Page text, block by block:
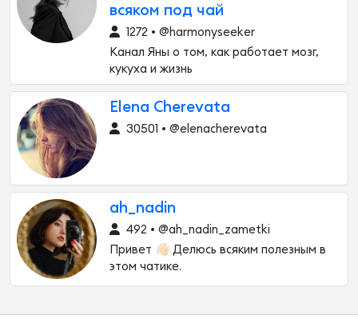
всяком под чай
1272 • @harmonyseeker
Канал Яны о том, как работает мозг,
кукуха и жизнь
Elena Cherevata
30501 • @elenacherevata
ah_nadin
492 • @ah_nadin_zametki
Привет 👋🏻 Делюсь всяким полезным в
этом чатике.